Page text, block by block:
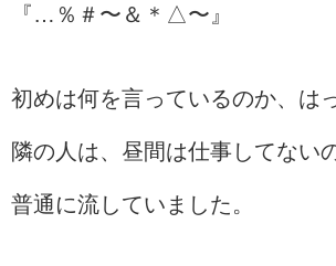
『…％＃〜＆＊△〜』
初めは何を言っているのか、は
隣の人は、昼間は仕事してない
普通に流していました。